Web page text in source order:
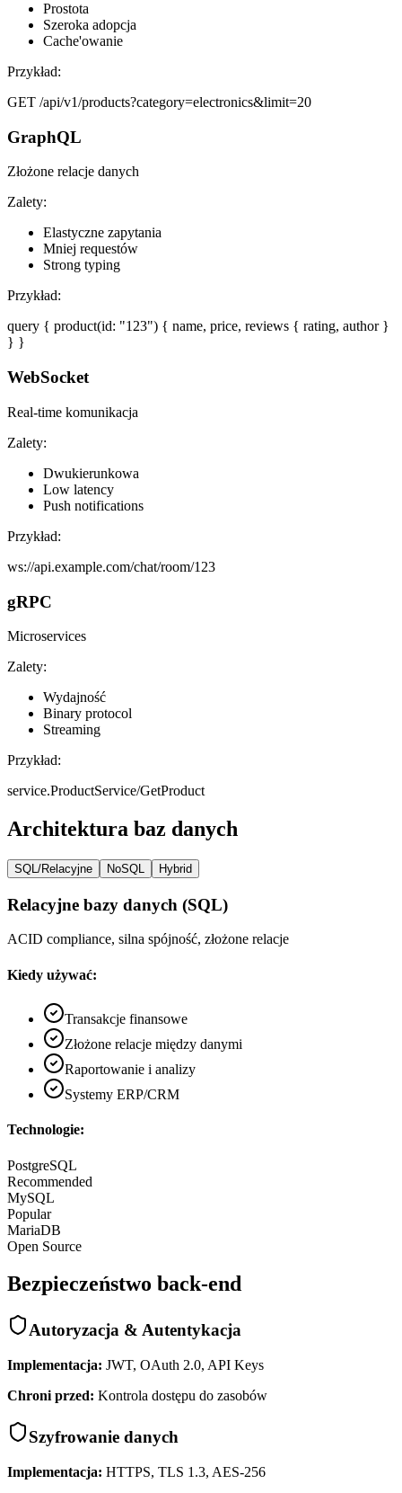
Prostota
Szeroka adopcja
Cache'owanie
Przykład:
GET /api/v1/products?category=electronics&limit=20
GraphQL
Złożone relacje danych
Zalety:
Elastyczne zapytania
Mniej requestów
Strong typing
Przykład:
query { product(id: "123") { name, price, reviews { rating, author }
} }
WebSocket
Real-time komunikacja
Zalety:
Dwukierunkowa
Low latency
Push notifications
Przykład:
ws://api.example.com/chat/room/123
gRPC
Microservices
Zalety:
Wydajność
Binary protocol
Streaming
Przykład:
service.ProductService/GetProduct
Architektura baz danych
SQL/Relacyjne NoSQL Hybrid
Relacyjne bazy danych (SQL)
ACID compliance, silna spójność, złożone relacje
Kiedy używać:
Transakcje finansowe
Złożone relacje między danymi
Raportowanie i analizy
Systemy ERP/CRM
Technologie:
PostgreSQL
Recommended
MySQL
Popular
MariaDB
Open Source
Bezpieczeństwo back-end
Autoryzacja & Autentykacja
Implementacja: JWT, OAuth 2.0, API Keys
Chroni przed: Kontrola dostępu do zasobów
Szyfrowanie danych
Implementacja: HTTPS, TLS 1.3, AES-256